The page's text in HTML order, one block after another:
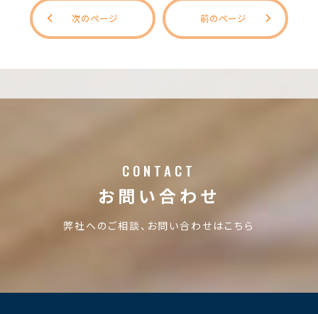
次のページ 前のページ
CONTACT
お問い合わせ
弊社へのご相談、お問い合わせはこちら